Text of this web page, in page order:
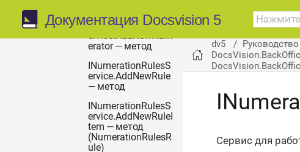
Документация Docsvision 5
INumerationRulesS
ervice.AddNewNum
erator — метод
INumerationRulesS
ervice.AddNewRule
— метод
INumerationRulesS
ervice.AddNewRuleI
tem — метод
(NumerationRulesR
ule)
dv5
Сервис для